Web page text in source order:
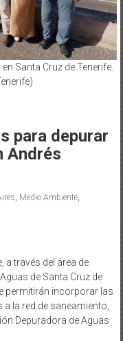
Santa Cruz de Tenerife.
para depurar
Andrés
Medio Ambiente,
a través del área de
de Santa Cruz de
permitirán incorporar las
la red de saneamiento,
Depuradora de Aguas